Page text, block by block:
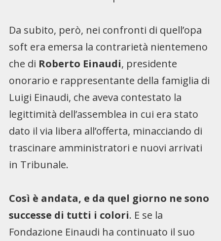
Da subito, però, nei confronti di quell’opa
soft era emersa la contrarietà nientemeno
che di Roberto Einaudi, presidente
onorario e rappresentante della famiglia di
Luigi Einaudi, che aveva contestato la
legittimità dell’assemblea in cui era stato
dato il via libera all’offerta, minacciando di
trascinare amministratori e nuovi arrivati
in Tribunale.
Così è andata, e da quel giorno ne sono
successe di tutti i colori. E se la
Fondazione Einaudi ha continuato il suo